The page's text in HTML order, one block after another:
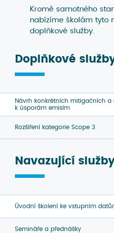
Kromě samotného
nabízíme školám tyto
doplňkové služby.
Doplňkové
Návrh konkrétních mitigačních
k úsporám emisím
Rozšíření kategorie Scope 3
Navazující
Úvodní školení ke vstupním
Semináře a přednášky